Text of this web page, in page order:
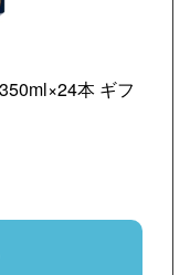
本 ギフ